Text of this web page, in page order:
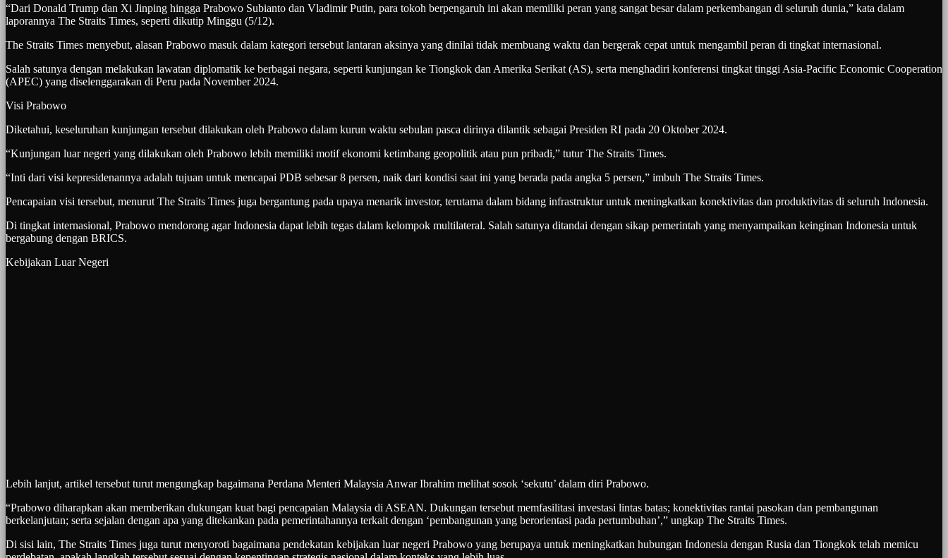
“Dari Donald Trump dan Xi Jinping hingga Prabowo Subianto dan Vladimir Putin, para tokoh berpengaruh ini akan memiliki peran yang sangat besar dalam perkembangan di seluruh dunia,” kata dalam
laporannya The Straits Times, seperti dikutip Minggu (5/12).
The Straits Times menyebut, alasan Prabowo masuk dalam kategori tersebut lantaran aksinya yang dinilai tidak membuang waktu dan bergerak cepat untuk mengambil peran di tingkat internasional.
Salah satunya dengan melakukan lawatan diplomatik ke berbagai negara, seperti kunjungan ke Tiongkok dan Amerika Serikat (AS), serta menghadiri konferensi tingkat tinggi Asia-Pacific Economic Cooperation
(APEC) yang diselenggarakan di Peru pada November 2024.
Visi Prabowo
Diketahui, keseluruhan kunjungan tersebut dilakukan oleh Prabowo dalam kurun waktu sebulan pasca dirinya dilantik sebagai Presiden RI pada 20 Oktober 2024.
“Kunjungan luar negeri yang dilakukan oleh Prabowo lebih memiliki motif ekonomi ketimbang geopolitik atau pun pribadi,” tutur The Straits Times.
“Inti dari visi kepresidenannya adalah tujuan untuk mencapai PDB sebesar 8 persen, naik dari kondisi saat ini yang berada pada angka 5 persen,” imbuh The Straits Times.
Pencapaian visi tersebut, menurut The Straits Times juga bergantung pada upaya menarik investor, terutama dalam bidang infrastruktur untuk meningkatkan konektivitas dan produktivitas di seluruh Indonesia.
Di tingkat internasional, Prabowo mendorong agar Indonesia dapat lebih tegas dalam kelompok multilateral. Salah satunya ditandai dengan sikap pemerintah yang menyampaikan keinginan Indonesia untuk
bergabung dengan BRICS.
Kebijakan Luar Negeri
Lebih lanjut, artikel tersebut turut mengungkap bagaimana Perdana Menteri Malaysia Anwar Ibrahim melihat sosok ‘sekutu’ dalam diri Prabowo.
“Prabowo diharapkan akan memberikan dukungan kuat bagi pencapaian Malaysia di ASEAN. Dukungan tersebut memfasilitasi investasi lintas batas; konektivitas rantai pasokan dan pembangunan
berkelanjutan; serta sejalan dengan apa yang ditekankan pada pemerintahannya terkait dengan ‘pembangunan yang berorientasi pada pertumbuhan’,” ungkap The Straits Times.
Di sisi lain, The Straits Times juga turut menyoroti bagaimana pendekatan kebijakan luar negeri Prabowo yang berupaya untuk meningkatkan hubungan Indonesia dengan Rusia dan Tiongkok telah memicu